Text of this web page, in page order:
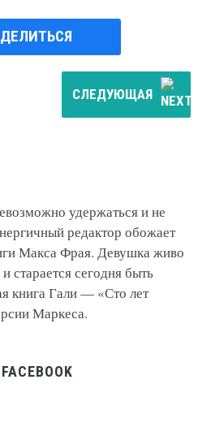
СЛЕДУЮЩАЯ
удержаться и не
редактор обожает
Макса Фрая. Девушка живо
старается сегодня быть
книга Гали — «Сто лет
Маркеса.